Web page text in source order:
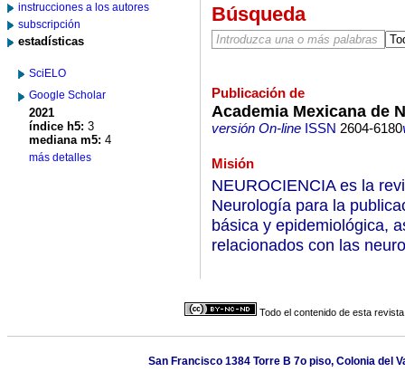
instrucciones a los autores
subscripción
estadísticas
SciELO
Google Scholar
2021
índice h5: 3
mediana m5: 4
más detalles
Búsqueda
Publicación de
Academia Mexicana de
versión On-lineISSN 2604-6180
Misión
NEUROCIENCIA es la
Neurología para la
básica y epidemiológica,
relacionados con las
Todo el contenido de esta
San Francisco 1384 Torre B 7o piso, Colonia del